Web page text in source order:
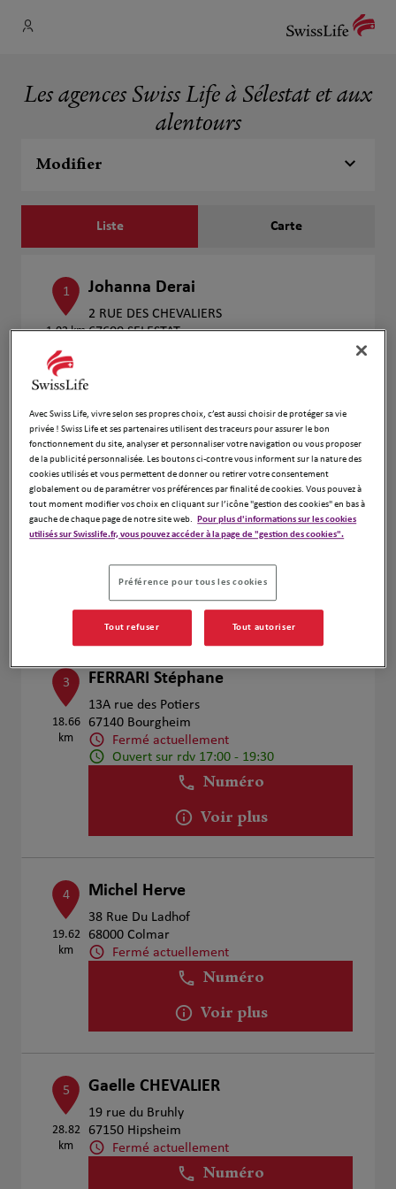
Les agences Swiss Life à Sélestat et aux
alentours
Modifier
Liste Carte
1
1.02 km
Johanna Derai
2 RUE DES CHEVALIERS
67600 SELESTAT
Voir plus
2
17.55
km
BECHLER Sophie
1 Rue des Érables
68320 Bischwihr
Fermé actuellement
Numéro
Voir plus
3
18.66
km
FERRARI Stéphane
13A rue des Potiers
67140 Bourgheim
Fermé actuellement
Ouvert sur rdv 17:00 - 19:30
Numéro
Voir plus
4
19.62
km
Michel Herve
38 Rue Du Ladhof
68000 Colmar
Fermé actuellement
Numéro
Voir plus
5
28.82
km
Gaelle CHEVALIER
19 rue du Bruhly
67150 Hipsheim
Fermé actuellement
Numéro
Avec Swiss Life, vivre selon ses propres choix, c’est aussi choisir de protéger sa vie
privée ! Swiss Life et ses partenaires utilisent des traceurs pour assurer le bon
fonctionnement du site, analyser et personnaliser votre navigation ou vous proposer
de la publicité personnalisée. Les boutons ci-contre vous informent sur la nature des
cookies utilisés et vous permettent de donner ou retirer votre consentement
globalement ou de paramétrer vos préférences par finalité de cookies. Vous pouvez à
tout moment modifier vos choix en cliquant sur l’icône "gestion des cookies" en bas à
gauche de chaque page de notre site web.
Pour plus d'informations sur les cookies
utilisés sur Swisslife.fr, vous pouvez accéder à la page de "gestion des cookies".
Préférence pour tous les cookies
Tout refuser Tout autoriser